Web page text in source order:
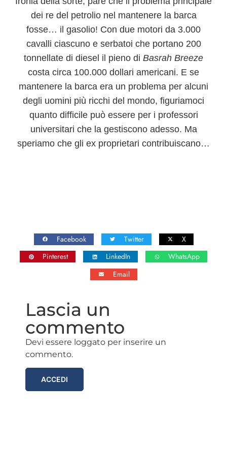
dei re del petrolio nel mantenere la barca
fosse… il gasolio! Con due motori da 3.000
cavalli ciascuno e serbatoi che portano 200
tonnellate di diesel il pieno di Basrah Breeze
costa circa 100.000 dollari americani. E se
mantenere la barca era un problema per alcuni
degli uomini più ricchi del mondo, figuriamoci
quanto difficile può essere per i professori
universitari che la gestiscono adesso. Ma
speriamo che gli ex proprietari contribuiscano…
Facebook Twitter
X
Pinterest
LinkedIn
WhatsApp
Email
Lascia un
commento
Devi essere loggato per inserire un
commento.
ACCEDI